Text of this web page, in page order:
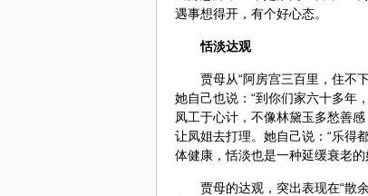
遇事想得开，有个好心态。
恬淡达观
贾母从“阿房宫三百里，住不
她自己也说：“到你们家六十多年
凤工于心计，不像林黛玉多愁善
让凤姐去打理。她自己说：“乐得
体健康，恬淡也是一种延缓衰老的
贾母的达观，突出表现在“散